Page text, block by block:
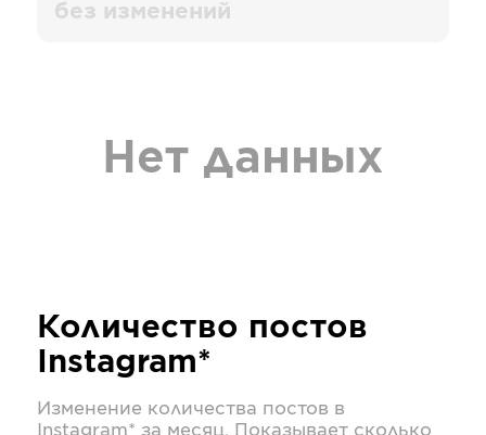
без изменений
Нет данных
Количество постов
Instagram*
Изменение количества постов в
Instagram* за месяц. Показывает сколько